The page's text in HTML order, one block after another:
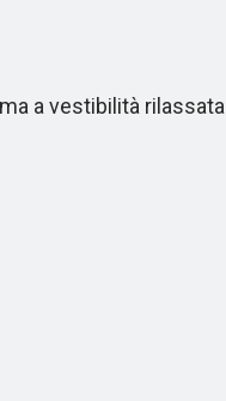
a vestibilità rilassata